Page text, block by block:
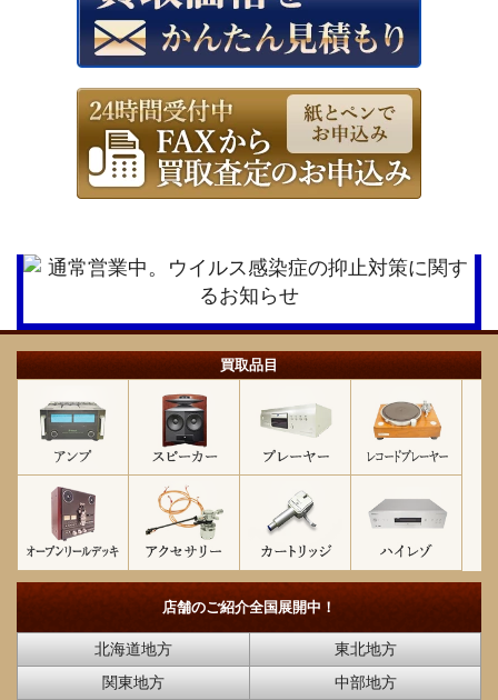
買取品目
店舗のご紹介全国展開中！
北海道地方
東北地方
関東地方
中部地方